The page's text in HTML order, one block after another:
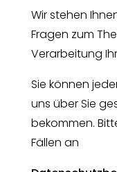
Wir stehen
Fragen zum
Verarbeitung
Sie können
uns über Sie
bekommen.
Fällen an